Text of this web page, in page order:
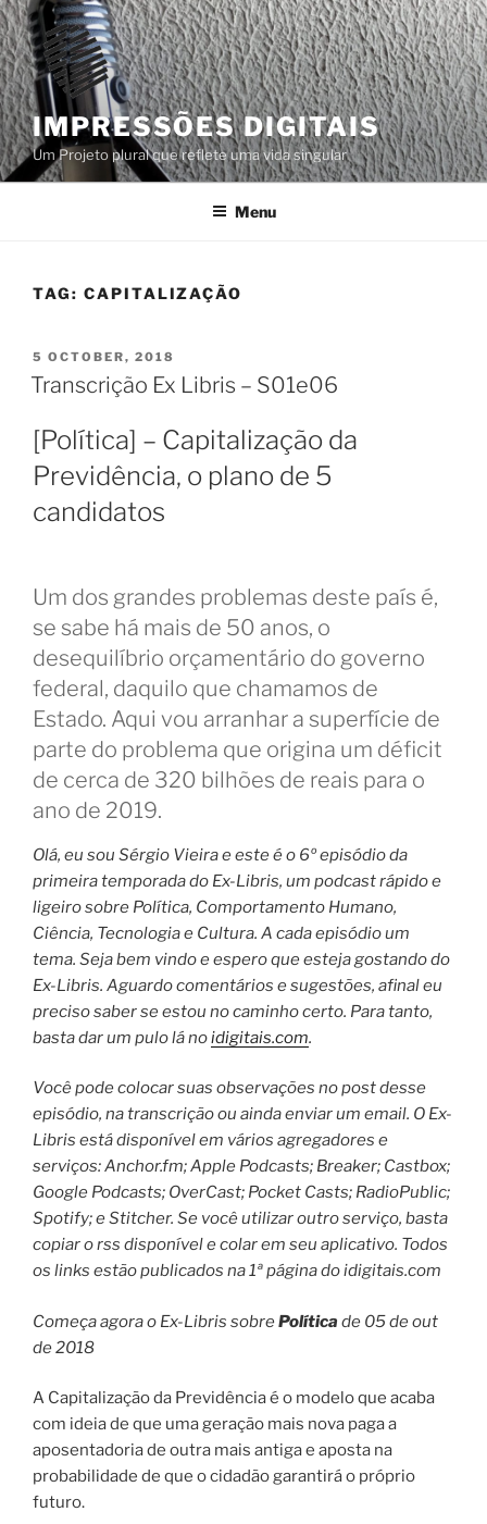
Skip
to
content
IMPRESSÕES DIGITAIS
Um Projeto plural que reflete uma vida singular
Menu
TAG: CAPITALIZAÇÃO
POSTED
ON
5 OCTOBER, 2018
Transcrição Ex Libris – S01e06
[Política] – Capitalização da
Previdência, o plano de 5
candidatos
Um dos grandes problemas deste país é,
se sabe há mais de 50 anos, o
desequilíbrio orçamentário do governo
federal, daquilo que chamamos de
Estado. Aqui vou arranhar a superfície de
parte do problema que origina um déficit
de cerca de 320 bilhões de reais para o
ano de 2019.
Olá, eu sou Sérgio Vieira e este é o 6º episódio da
primeira temporada do Ex-Libris, um podcast rápido e
ligeiro sobre Política, Comportamento Humano,
Ciência, Tecnologia e Cultura. A cada episódio um
tema. Seja bem vindo e espero que esteja gostando do
Ex-Libris. Aguardo comentários e sugestões, afinal eu
preciso saber se estou no caminho certo. Para tanto,
basta dar um pulo lá noidigitais.com.
Você pode colocar suas observações no post desse
episódio, na transcrição ou ainda enviar um email. O Ex-
Libris está disponível em vários agregadores e
serviços: Anchor.fm; Apple Podcasts; Breaker; Castbox;
Google Podcasts; OverCast; Pocket Casts; RadioPublic;
Spotify; e Stitcher. Se você utilizar outro serviço, basta
copiar o rss disponível e colar em seu aplicativo. Todos
os links estão publicados na 1ª página do idigitais.com
Começa agora o Ex-Libris sobrePolítica de 05 de out
de 2018
A Capitalização da Previdência é o modelo que acaba
com ideia de que uma geração mais nova paga a
aposentadoria de outra mais antiga e aposta na
probabilidade de que o cidadão garantirá o próprio
futuro.